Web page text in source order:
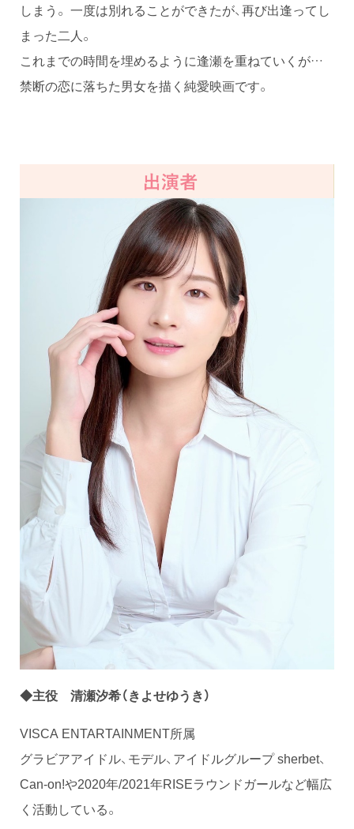
しまう。 一度は別れることができたが、再び出逢ってし
まった二人。
これまでの時間を埋めるように逢瀬を重ねていくが…
禁断の恋に落ちた男女を描く純愛映画です。
◆主役 清瀬汐希（きよせゆうき）
VISCA ENTARTAINMENT所属
グラビアアイドル、モデル、アイドルグループ sherbet、
Can-on!や2020年/2021年RISEラウンドガールなど幅広
く活動している。